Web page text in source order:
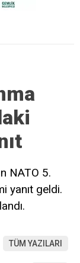
NATO 5.
yanıt geldi.
TÜM YAZILARI